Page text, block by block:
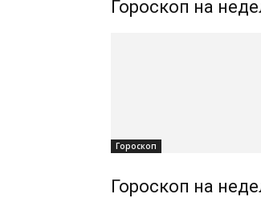
Гороскоп на
Гороскоп
Гороскоп на